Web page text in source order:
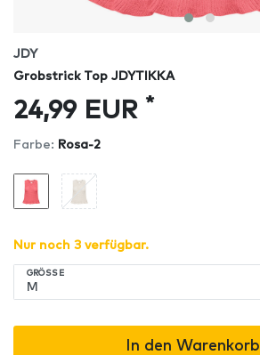
JDY
Grobstrick Top JDYTIKKA
24,99 EUR *
Farbe: Rosa-2
Nur noch 3 verfügbar.
GRÖSSE
In den Warenkorb